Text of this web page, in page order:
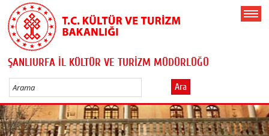
ŞANLIURFA İL KÜLTÜR VE TURİZM MÜDÜRLÜĞÜ
Ara